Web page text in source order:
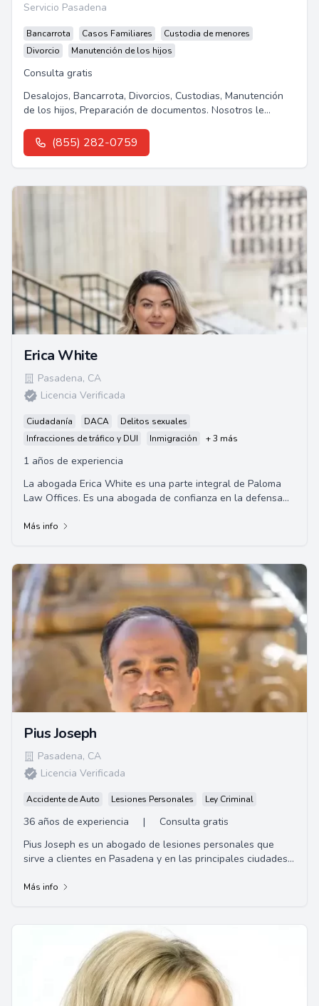
Servicio Pasadena
Bancarrota Casos Familiares
Custodia de menores
Divorcio
Manutención de los hijos
Consulta gratis
Desalojos, Bancarrota, Divorcios, Custodias, Manutención
de los hijos, Preparación de documentos. Nosotros le
(855) 282-0759
Erica White
Pasadena, CA
Licencia Verificada
Ciudadanía DACA
Delitos sexuales
Infracciones de tráfico y DUI
Inmigración + 3 más
1 años de experiencia
La abogada Erica White es una parte integral de Paloma
Law Offices. Es una abogada de confianza en la defensa
Más info
Pius Joseph
Pasadena, CA
Licencia Verificada
Accidente de Auto Lesiones Personales Ley Criminal
36 años de experiencia |
Consulta gratis
Pius Joseph es un abogado de lesiones personales que
sirve a clientes en Pasadena y en las principales ciudades
Más info